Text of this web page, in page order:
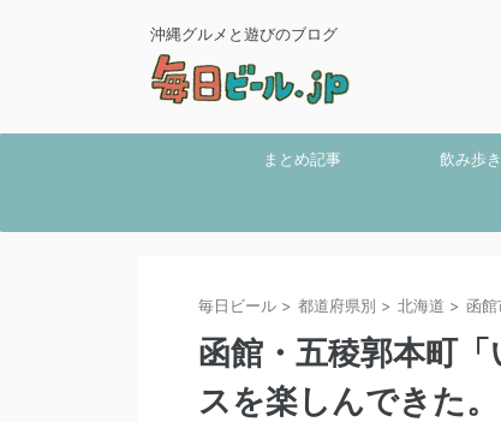
沖縄グルメと遊びのブログ
まとめ記事 飲み歩き
毎日ビール > 都道府県別 > 北海道 > 函館
函館・五稜郭本町
スを楽しんできた。